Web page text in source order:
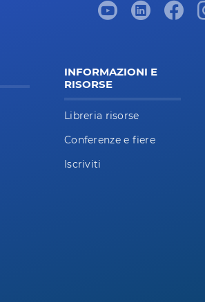
INFORMAZIONI E
RISORSE
Libreria risorse
Conferenze e fiere
Iscriviti